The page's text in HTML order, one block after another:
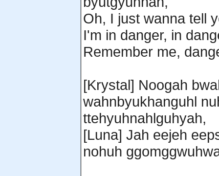
Oh, I just wanna tell
I'm in danger, in
Remember me,
[Krystal] Noogah
wahnbyukhanguhl
ttehyuhnahlguhyah,
[Luna] Jah eejeh
nohuh